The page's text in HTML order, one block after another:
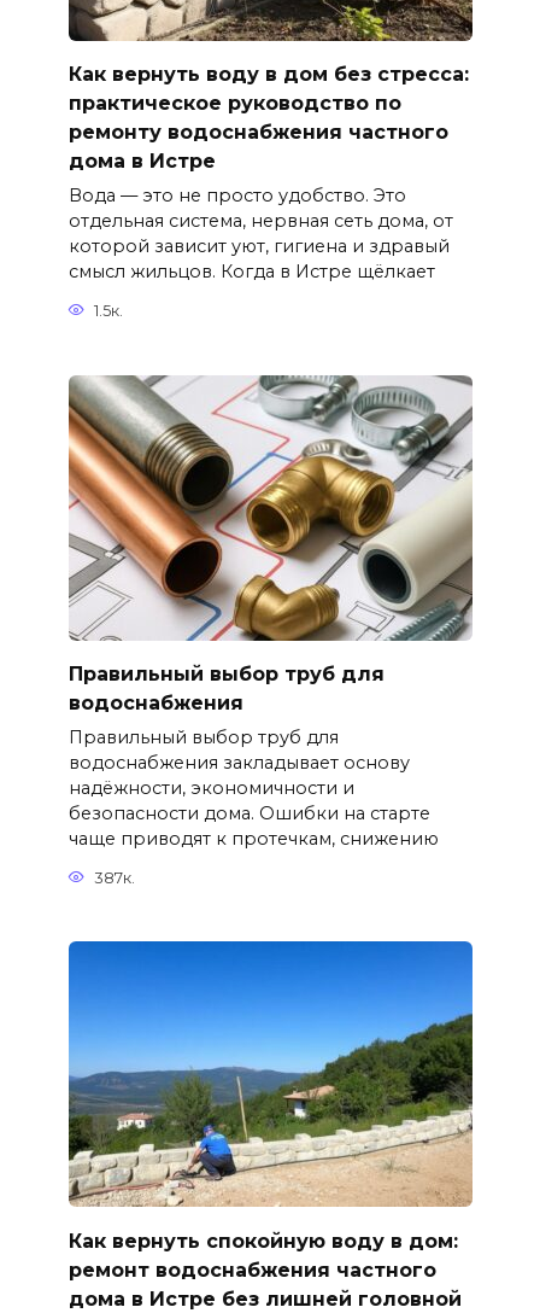
Как вернуть воду в дом без стресса:
практическое руководство по
ремонту водоснабжения частного
дома в Истре
Вода — это не просто удобство. Это
отдельная система, нервная сеть дома, от
которой зависит уют, гигиена и здравый
смысл жильцов. Когда в Истре щёлкает
1.5к.
Правильный выбор труб для
водоснабжения
Правильный выбор труб для
водоснабжения закладывает основу
надёжности, экономичности и
безопасности дома. Ошибки на старте
чаще приводят к протечкам, снижению
387к.
Как вернуть спокойную воду в дом:
ремонт водоснабжения частного
дома в Истре без лишней головной